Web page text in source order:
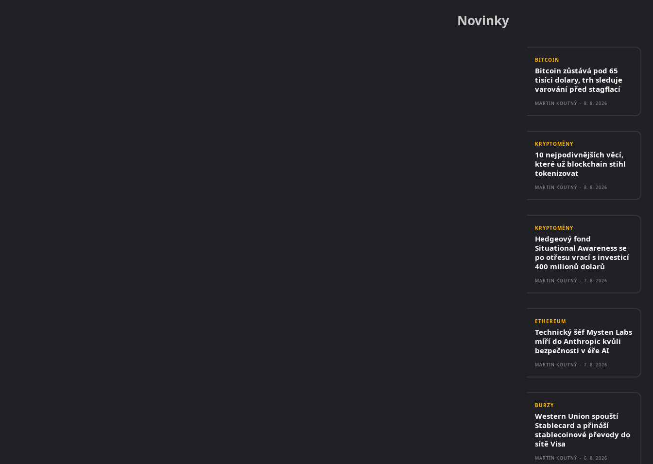
Novinky
BITCOIN
Bitcoin zůstává pod 65
tisíci dolary, trh sleduje
varování před stagflací
MARTIN KOUTNÝ - 8. 8. 2026
KRYPTOMĚNY
10 nejpodivnějších věcí,
které už blockchain stihl
tokenizovat
MARTIN KOUTNÝ - 8. 8. 2026
KRYPTOMĚNY
Hedgeový fond
Situational Awareness se
po otřesu vrací s investicí
400 milionů dolarů
MARTIN KOUTNÝ - 7. 8. 2026
ETHEREUM
Technický šéf Mysten Labs
míří do Anthropic kvůli
bezpečnosti v éře AI
MARTIN KOUTNÝ - 7. 8. 2026
BURZY
Western Union spouští
Stablecard a přináší
stablecoinové převody do
sítě Visa
MARTIN KOUTNÝ - 6. 8. 2026